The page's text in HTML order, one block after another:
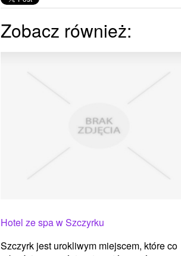
Zobacz również:
Hotel ze spa w Szczyrku
Szczyrk jest urokliwym miejscem, które co